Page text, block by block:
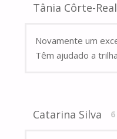
Tânia Côrte-Real
Novamente um
Têm ajudado a
Catarina Silva